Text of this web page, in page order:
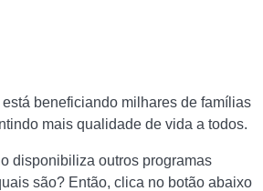
está beneficiando milhares de famílias
mais qualidade de vida a todos.
disponibiliza outros programas
são? Então, clica no botão abaixo